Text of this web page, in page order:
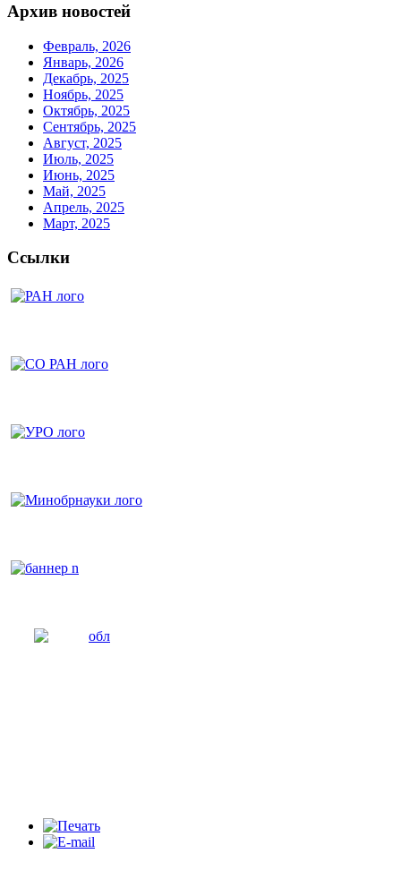
Архив новостей
Февраль, 2026
Январь, 2026
Декабрь, 2025
Ноябрь, 2025
Октябрь, 2025
Сентябрь, 2025
Август, 2025
Июль, 2025
Июнь, 2025
Май, 2025
Апрель, 2025
Март, 2025
Ссылки